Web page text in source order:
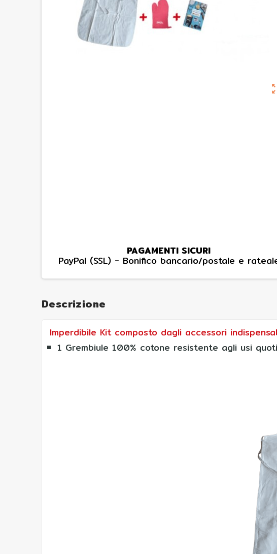
PAGAMENTI SICURI
PayPal (SSL) - Bonifico bancario/postale e
Descrizione
Imperdibile Kit composto dagli accessori
1 Grembiule 100% cotone resistente agli usi